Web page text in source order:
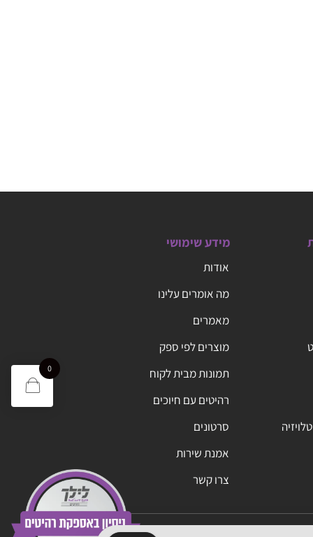
מידע שימושי
אודות
מה אומרים עלינו
מאמרים
מוצרים לפי ספק
תמונות מבית לקוח
רהיטים עם חיוכים
סרטונים
אמנת שירות
צרו קשר
0